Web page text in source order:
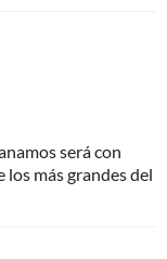
será con
los más grandes del